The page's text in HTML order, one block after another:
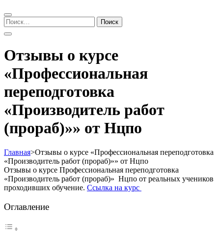
Найти:
Отзывы о курсе
«Профессиональная
переподготовка
«Производитель работ
(прораб)»» от Нцпо
Главная>Отзывы о курсе «Профессиональная переподготовка
«Производитель работ (прораб)»» от Нцпо
Отзывы о курсе Профессиональная переподготовка
«Производитель работ (прораб)» Нцпо от реальных учеников
проходивших обучение. Ссылка на курс
Оглавление